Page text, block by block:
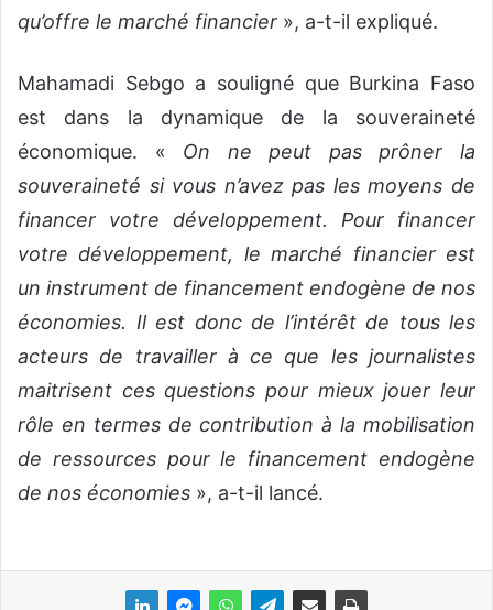
qu’offre le marché financier », a-t-il expliqué.
Mahamadi Sebgo a souligné que Burkina Faso
est dans la dynamique de la souveraineté
économique. « On ne peut pas prôner la
souveraineté si vous n’avez pas les moyens de
financer votre développement. Pour financer
votre développement, le marché financier est
un instrument de financement endogène de nos
économies. Il est donc de l’intérêt de tous les
acteurs de travailler à ce que les journalistes
maitrisent ces questions pour mieux jouer leur
rôle en termes de contribution à la mobilisation
de ressources pour le financement endogène
de nos économies », a-t-il lancé.